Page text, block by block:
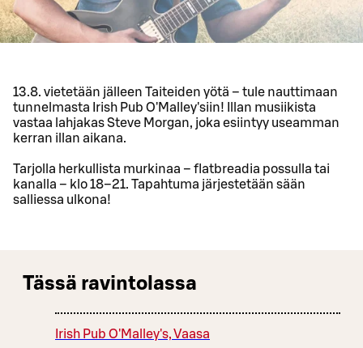
13.8. vietetään jälleen Taiteiden yötä – tule nauttimaan
tunnelmasta Irish Pub O'Malley'siin! Illan musiikista
vastaa lahjakas Steve Morgan, joka esiintyy useamman
kerran illan aikana.
Tarjolla herkullista murkinaa – flatbreadia possulla tai
kanalla – klo 18–21. Tapahtuma järjestetään sään
salliessa ulkona!
Tässä ravintolassa
Irish Pub O'Malley's, Vaasa